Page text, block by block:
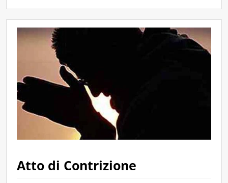
Atto di Contrizione